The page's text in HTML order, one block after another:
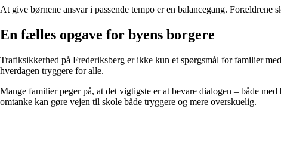
At give børnene ansvar i passende tempo er en balancegang.
En fælles opgave for byens borgere
Trafiksikkerhed på Frederiksberg er ikke kun et spørgsmål for familier
hverdagen tryggere for alle.
Mange familier peger på, at det vigtigste er at bevare dialogen – både
omtanke kan gøre vejen til skole både tryggere og mere overskuelig.